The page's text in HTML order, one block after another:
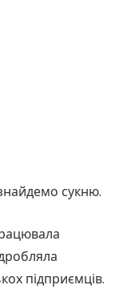
сукню.
підприємців.